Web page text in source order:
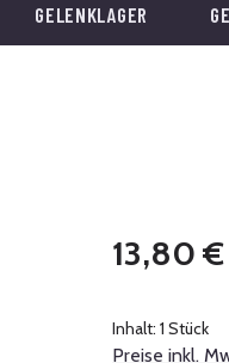
GELENKLAGER
Regulärer Preis:
13,80 €
Inhalt: 1 Stück
Preise inkl.